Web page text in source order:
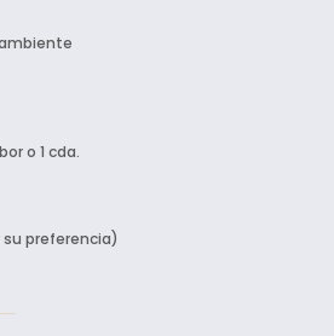
o 1 cda.
preferencia)